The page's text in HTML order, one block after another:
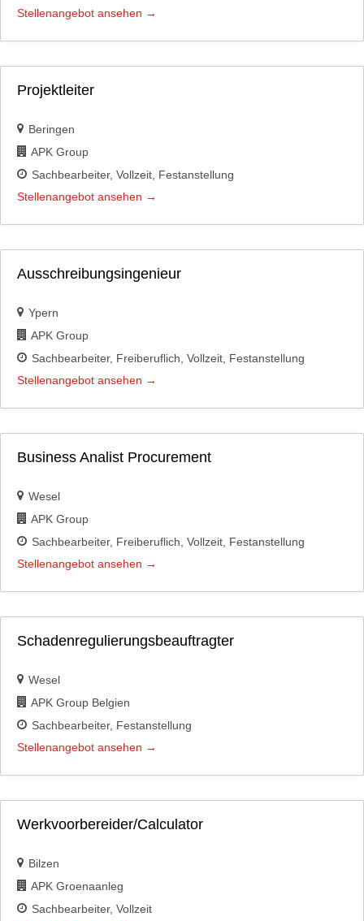
Stellenangebot ansehen
Projektleiter
Beringen
APK Group
Sachbearbeiter Vollzeit Festanstellung
Stellenangebot ansehen
Ausschreibungsingenieur
Ypern
APK Group
Sachbearbeiter Freiberuflich Vollzeit Festanstellung
Stellenangebot ansehen
Business Analist Procurement
Wesel
APK Group
Sachbearbeiter Freiberuflich Vollzeit Festanstellung
Stellenangebot ansehen
Schadenregulierungsbeauftragter
Wesel
APK Group Belgien
Sachbearbeiter Festanstellung
Stellenangebot ansehen
Werkvoorbereider/Calculator
Bilzen
APK Groenaanleg
Sachbearbeiter Vollzeit